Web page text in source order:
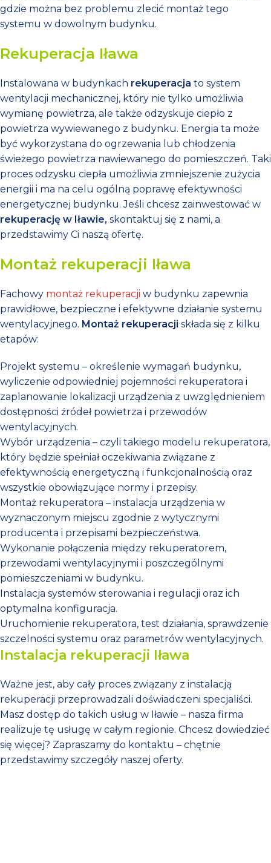
gdzie można bez problemu zlecić montaż tego
systemu w dowolnym budynku.
Rekuperacja Iława
Instalowana w budynkach rekuperacja to system
wentylacji mechanicznej, który nie tylko umożliwia
wymianę powietrza, ale także odzyskuje ciepło z
powietrza wywiewanego z budynku. Energia ta może
być wykorzystana do ogrzewania lub chłodzenia
świeżego powietrza nawiewanego do pomieszczeń. Taki
proces odzysku ciepła umożliwia zmniejszenie zużycia
energii i ma na celu ogólną poprawę efektywności
energetycznej budynku. Jeśli chcesz zainwestować w
rekuperację w Iławie, skontaktuj się z nami, a
przedstawimy Ci naszą ofertę.
Montaż rekuperacji Iława
Fachowy montaż rekuperacji w budynku zapewnia
prawidłowe, bezpieczne i efektywne działanie systemu
wentylacyjnego. Montaż rekuperacji składa się z kilku
etapów:
Projekt systemu – określenie wymagań budynku,
wyliczenie odpowiedniej pojemności rekuperatora i
zaplanowanie lokalizacji urządzenia z uwzględnieniem
dostępności źródeł powietrza i przewodów
wentylacyjnych.
Wybór urządzenia – czyli takiego modelu rekuperatora,
który będzie spełniał oczekiwania związane z
efektywnością energetyczną i funkcjonalnością oraz
wszystkie obowiązujące normy i przepisy.
Montaż rekuperatora – instalacja urządzenia w
wyznaczonym miejscu zgodnie z wytycznymi
producenta i przepisami bezpieczeństwa.
Wykonanie połączenia między rekuperatorem,
przewodami wentylacyjnymi i poszczególnymi
pomieszczeniami w budynku.
Instalacja systemów sterowania i regulacji oraz ich
optymalna konfiguracja.
Uruchomienie rekuperatora, test działania, sprawdzenie
szczelności systemu oraz parametrów wentylacyjnych.
Instalacja rekuperacji Iława
Ważne jest, aby cały proces związany z instalacją
rekuperacji przeprowadzali doświadczeni specjaliści.
Masz dostęp do takich usług w Iławie – nasza firma
realizuje tę usługę w całym regionie. Chcesz dowiedzieć
się więcej? Zapraszamy do kontaktu – chętnie
przedstawimy szczegóły naszej oferty.